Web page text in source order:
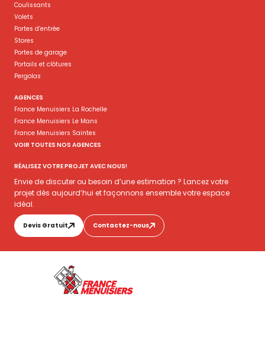
Coulissants
Volets
Portes d’entrée
Stores
Portes de garage
Portails et clôtures
Pergolas
AGENCES
France Menuisiers La Rochelle
France Menuisiers Le Mans
France Menuisiers Saintes
VOIR TOUTES NOS AGENCES
RÉALISEZ VOTRE PROJET AVEC NOUS!
Envie de discuter ou besoin d’une estimation ? Lancez votre
projet dès aujourd’hui et façonnons ensemble votre espace
idéal.
Devis Gratuit Contactez-nous